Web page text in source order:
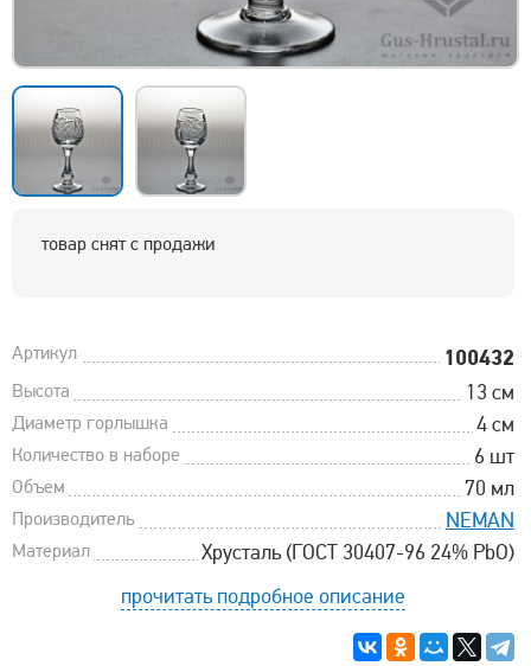
товар снят с продажи
Артикул 100432
Высота 13 см
Диаметр горлышка 4 см
Количество в наборе 6 шт
Объем 70 мл
Производитель NEMAN
Материал
Хрусталь (ГОСТ 30407-96 24% PbO)
прочитать подробное описание